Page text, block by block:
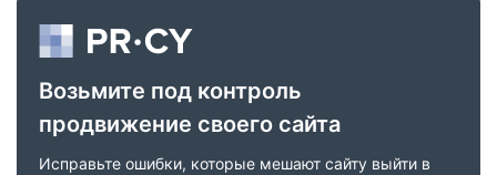
Возьмите под контроль
продвижение своего сайта
Исправьте ошибки, которые мешают сайту выйти в